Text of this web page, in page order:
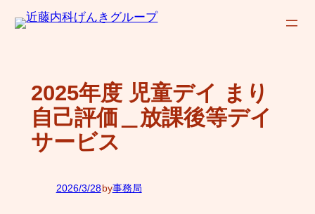
内
2025年度 児童デイ まり
自己評価＿放課後等デイ
サービス
2026/3/28by事務局